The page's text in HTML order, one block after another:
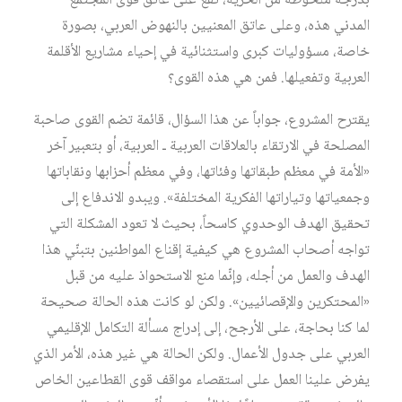
المدني هذه، وعلى عاتق المعنيين بالنهوض العربي، بصورة
خاصة، مسؤوليات كبرى واستثنائية في إحياء مشاريع الأقلمة
العربية وتفعيلها. فمن هي هذه القوى؟
يقترح المشروع، جواباً عن هذا السؤال، قائمة تضم القوى صاحبة
المصلحة في الارتقاء بالعلاقات العربية ـ العربية، أو بتعبير آخر
«الأمة في معظم طبقاتها وفئاتها، وفي معظم أحزابها ونقاباتها
وجمعياتها وتياراتها الفكرية المختلفة». ويبدو الاندفاع إلى
تحقيق الهدف الوحدوي كاسحاً، بحيث لا تعود المشكلة التي
تواجه أصحاب المشروع هي كيفية إقناع المواطنين بتبنّي هذا
الهدف والعمل من أجله، وإنّما منع الاستحواذ عليه من قبل
«المحتكرين والإقصائيين». ولكن لو كانت هذه الحالة صحيحة
لما كنا بحاجة، على الأرجح، إلى إدراج مسألة التكامل الإقليمي
العربي على جدول الأعمال. ولكن الحالة هي غير هذه، الأمر الذي
يفرض علينا العمل على استقصاء مواقف قوى القطاعين الخاص